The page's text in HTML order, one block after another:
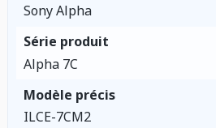
Sony Alpha
Série produit
Alpha 7C
Modèle précis
ILCE-7CM2